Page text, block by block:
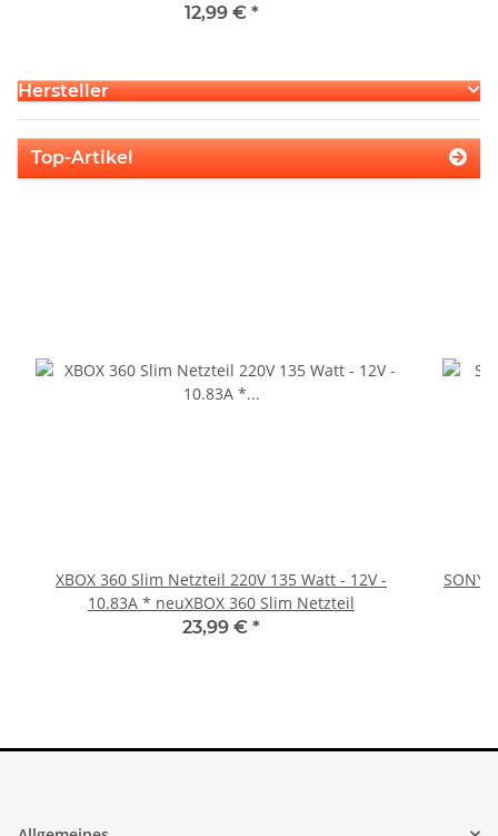
12,99 € *
Hersteller
Top-Artikel
XBOX 360 Slim Netzteil 220V 135 Watt - 12V -
10.83A * neuXBOX 360 Slim Netzteil
23,99 € *
SONY